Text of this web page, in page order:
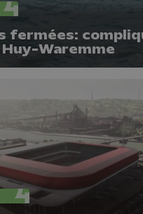
fermées:
Huy-Waremme